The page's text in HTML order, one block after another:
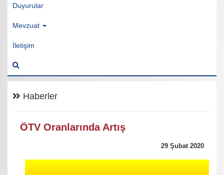
Duyurular
Mevzuat
İletişim
Haberler
ÖTV Oranlarında Artış
29 Şubat 2020